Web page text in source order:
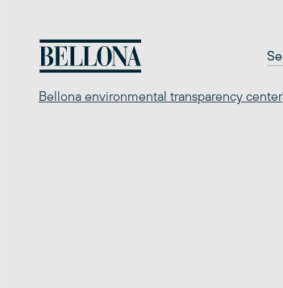
содержимому
Bellona environmental transparency center